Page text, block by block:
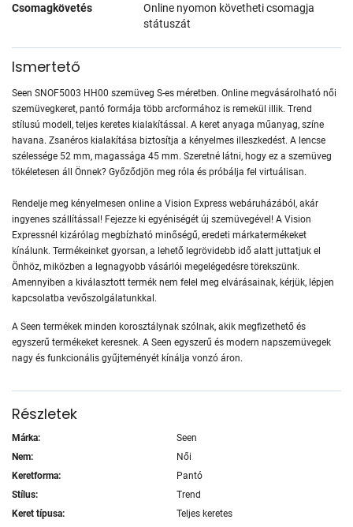
Csomagkövetés
Online nyomon követheti csomagja
státuszát
Ismertető
Seen SNOF5003 HH00 szemüveg S-es méretben. Online megvásárolható női
szemüvegkeret, pantó formája több arcformához is remekül illik. Trend
stílusú modell, teljes keretes kialakítással. A keret anyaga műanyag, színe
havana. Zsanéros kialakítása biztosítja a kényelmes illeszkedést. A lencse
szélessége 52 mm, magassága 45 mm. Szeretné látni, hogy ez a szemüveg
tökéletesen áll Önnek? Győződjön meg róla és próbálja fel virtuálisan.
Rendelje meg kényelmesen online a Vision Express webáruházából, akár
ingyenes szállítással! Fejezze ki egyéniségét új szemüvegével! A Vision
Expressnél kizárólag megbízható minőségű, eredeti márkatermékeket
kínálunk. Termékeinket gyorsan, a lehető legrövidebb idő alatt juttatjuk el
Önhöz, miközben a legnagyobb vásárlói megelégedésre törekszünk.
Amennyiben a kiválasztott termék nem felel meg elvárásainak, kérjük, lépjen
kapcsolatba vevőszolgálatunkkal.
A Seen termékek minden korosztálynak szólnak, akik megfizethető és
egyszerű termékeket keresnek. A Seen egyszerű és modern napszemüvegek
nagy és funkcionális gyűjteményét kínálja vonzó áron.
Részletek
Márka:
Seen
Nem:
Női
Keretforma:
Pantó
Stílus:
Trend
Keret típusa:
Teljes keretes